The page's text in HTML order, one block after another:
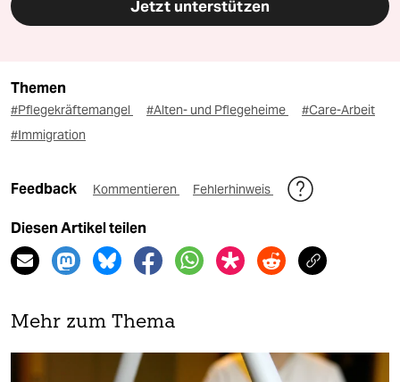
Jetzt unterstützen
Themen
#Pflegekräftemangel #Alten- und Pflegeheime
#Care-Arbeit
#Immigration
Feedback Kommentieren Fehlerhinweis
Diesen Artikel teilen
Mehr zum Thema